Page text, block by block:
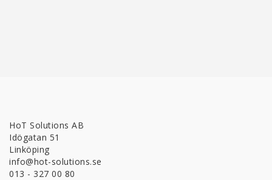
HoT Solutions AB
Idögatan 51
Linköping
info@hot-solutions.se
013 - 327 00 80